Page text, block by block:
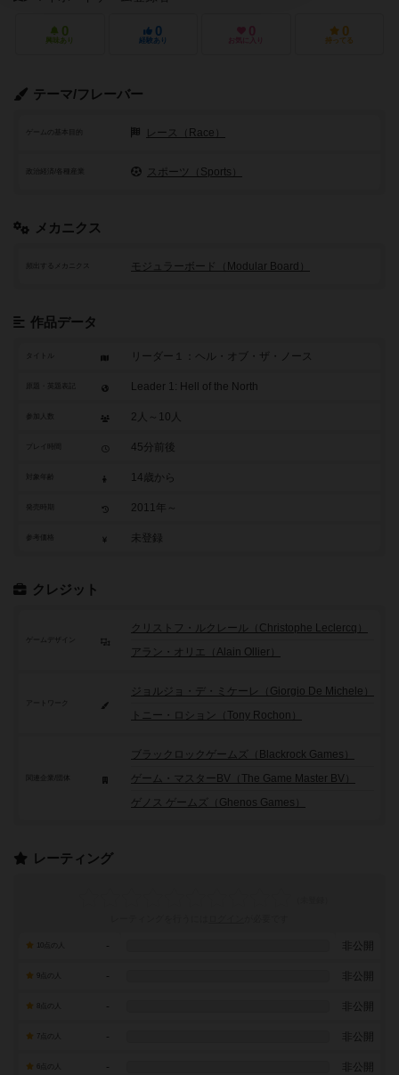
0
興味あり
0
経験あり
0
お気に入り
0
持ってる
テーマ/フレーバー
ゲームの基本目的 レース（Race）
政治経済/各種産業 スポーツ（Sports）
メカニクス
頻出するメカニクス モジュラーボード（Modular Board）
作品データ
タイトル リーダー１：ヘル・オブ・ザ・ノース
Leader 1: Hell of the North
参加人数 2人～10人
45分前後
14歳から
2011年～
参考価格 未登録
クレジット
ゲームデザイン
クリストフ・ルクレール（Christophe Leclercq）
アラン・オリエ（Alain Ollier）
アートワーク
ジョルジョ・デ・ミケーレ（Giorgio De Michele）
トニー・ロション（Tony Rochon）
ブラックロックゲームズ（Blackrock Games）
ゲーム・マスターBV（The Game Master BV）
ゲノス ゲームズ（Ghenos Games）
レーティング
- 非公開
- 非公開
- 非公開
7点の人 - 非公開
- 非公開